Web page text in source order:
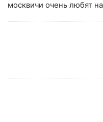
москвичи очень любят